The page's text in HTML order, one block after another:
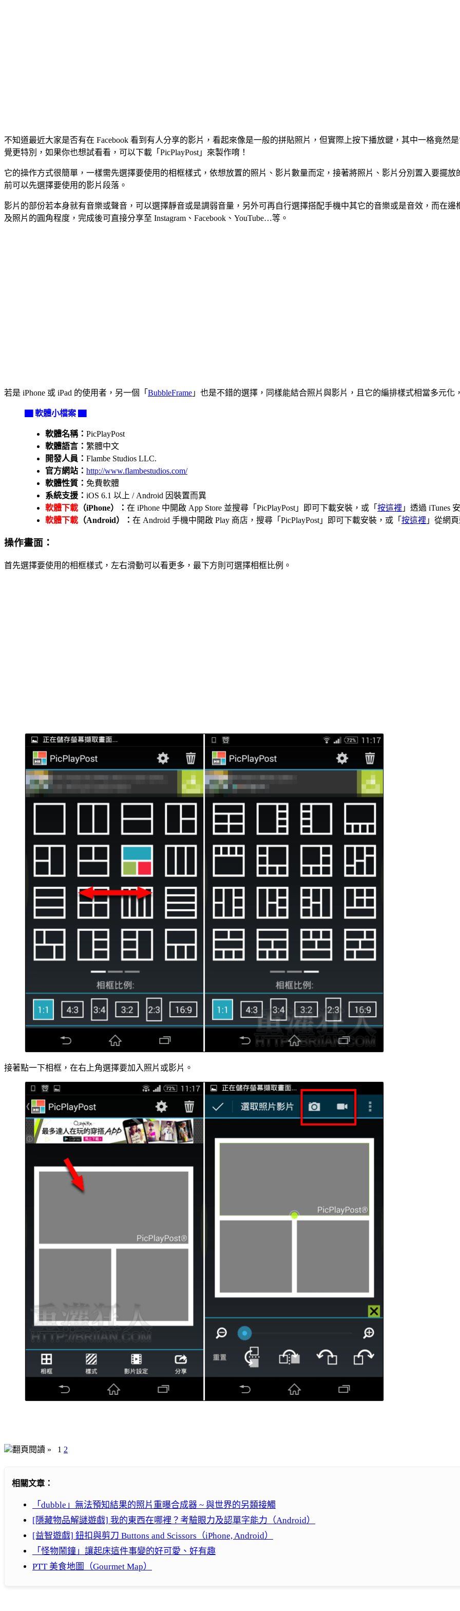
不知道最近大家是否有在 Facebook 看到有人分享的影片，看起來像是一般的拼貼照片，但實際上按下播放鍵，其中一格竟然
覺更特別，如果你也想試看看，可以下載「PicPlayPost」來製作唷！
它的操作方式很簡單，一樣需先選擇要使用的相框樣式，依想放置的照片、影片數量而定，接著將照片、影片分別置入要擺
前可以先選擇要使用的影片段落。
影片的部份若本身就有音樂或聲音，可以選擇靜音或是調弱音量，另外可再自行選擇搭配手機中其它的音樂或是音效，而在
及照片的圓角程度，完成後可直接分享至 Instagram、Facebook、YouTube…等。
若是 iPhone 或 iPad 的使用者，另一個「 BubbleFrame 」也是不錯的選擇，同樣能結合照片與影片，且它的編排樣式相當多元化
▇ 軟體小檔案 ▇
軟體名稱： PicPlayPost
軟體語言： 繁體中文
開發人員： Flambe Studios LLC.
官方網站： http://www.flambestudios.com/
軟體性質： 免費軟體
系統支援： iOS 6.1 以上 / Android 因裝置而異
軟體下載 （iPhone）： 在 iPhone 中開啟 App Store 並搜尋「PicPlayPost」即可下載安裝，或「 按這裡 」透過 iTunes
軟體下載 （Android）： 在 Android 手機中開啟 Play 商店，搜尋「PicPlayPost」即可下載安裝，或「 按這裡 」從網
操作畫面：
首先選擇要使用的相框樣式，左右滑動可以看更多，最下方則可選擇相框比例。
接著點一下相框，在右上角選擇要加入照片或影片。
翻頁閱讀 » 1 2
相關文章：
「dubble」無法預知結果的照片重曝合成器 ~ 與世界的另類接觸
[隱藏物品解謎遊戲] 我的東西在哪裡？考驗眼力及認單字能力（Android）
[益智遊戲] 鈕扣與剪刀 Buttons and Scissors（iPhone, Android）
「怪物鬧鐘」讓起床這件事變的好可愛、好有趣
PTT 美食地圖（Gourmet Map）